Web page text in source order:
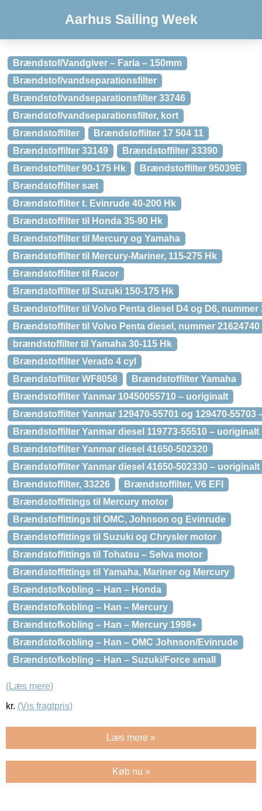
Aarhus Sailing Week
Brændstof/Vandgiver – Faria – 150mm
Brændstof/vandseparationsfilter
Brændstof/vandseparationsfilter 33746
Brændstof/vandseparationsfilter, kort
Brændstoffilter
Brændstoffilter 17 504 11
Brændstoffilter 33149
Brændstoffilter 33390
Brændstoffilter 90-175 Hk
Brændstoffilter 95039E
Brændstoffilter sæt
Brændstoffilter t. Evinrude 40-200 Hk
Brændstoffilter til Honda 35-90 Hk
Brændstoffilter til Mercury og Yamaha
Brændstoffilter til Mercury-Mariner, 115-275 Hk
Brændstoffilter til Racor
Brændstoffilter til Suzuki 150-175 Hk
Brændstoffilter til Volvo Penta diesel D4 og D6,
Brændstoffilter til Volvo Penta diesel, nummer
brændstoffilter til Yamaha 30-115 Hk
Brændstoffilter Verado 4 cyl
Brændstoffilter WF8058
Brændstoffilter Yamaha
Brændstoffilter Yanmar 10450055710 – uoriginalt
Brændstoffilter Yanmar 129470-55701 og 129470-55703
Brændstoffilter Yanmar diesel 119773-55510 – uoriginalt
Brændstoffilter Yanmar diesel 41650-502320
Brændstoffilter Yanmar diesel 41650-502330 – uoriginalt
Brændstoffilter, 33226
Brændstoffilter, V6 EFI
Brændstoffittings til Mercury motor
Brændstoffittings til OMC, Johnson og Evinrude
Brændstoffittings til Suzuki og Chrysler motor
Brændstoffittings til Tohatsu – Selva motor
Brændstoffittings til Yamaha, Mariner og Mercury
Brændstofkobling – Han – Honda
Brændstofkobling – Han – Mercury
Brændstofkobling – Han – Mercury 1998+
Brændstofkobling – Han – OMC Johnson/Evinrude
Brændstofkobling – Han – Suzuki/Force small
(Læs mere)
kr. (Vis fragtpris)
Læs mere »
Køb nu »